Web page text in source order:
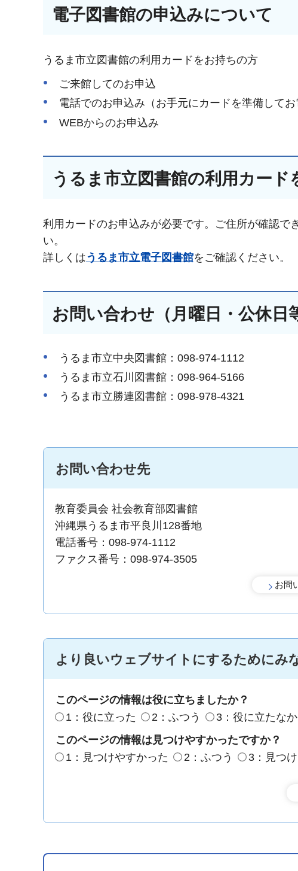
電子図書館の申込みについて
うるま市立図書館の利用カードをお持ちの方
ご来館してのお申込
電話でのお申込み（お手元にカードを準備してお
WEBからのお申込み
うるま市立図書館の利用カード
利用カードのお申込みが必要です。ご住所が確認
い。
詳しくはうるま市立電子図書館をご確認ください。
お問い合わせ（月曜日・公休日
うるま市立中央図書館：098-974-1112
うるま市立石川図書館：098-964-5166
うるま市立勝連図書館：098-978-4321
お問い合わせ先
教育委員会 社会教育部図書館
沖縄県うるま市平良川128番地
電話番号：098-974-1112
ファクス番号：098-974-3505
より良いウェブサイトにするためにみ
このページの情報は役に立ちましたか？
1：役に立った
2：ふつう
3：役に立たな
このページの情報は見つけやすかったですか？
1：見つけやすかった
2：ふつう 3：見つ